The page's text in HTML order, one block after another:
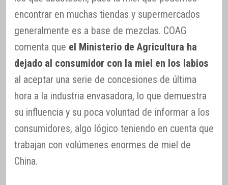
encontrar en muchas tiendas y supermercados
generalmente es a base de mezclas. COAG
comenta que el Ministerio de Agricultura ha
dejado al consumidor con la miel en los labios
al aceptar una serie de concesiones de última
hora a la industria envasadora, lo que demuestra
su influencia y su poca voluntad de informar a los
consumidores, algo lógico teniendo en cuenta que
trabajan con volúmenes enormes de miel de
China.